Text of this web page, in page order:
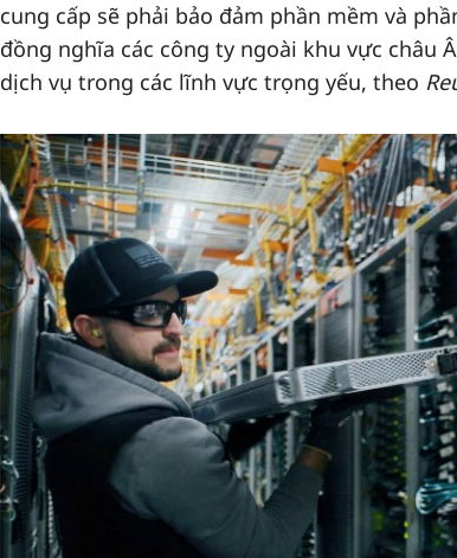
cung cấp sẽ phải bảo đảm phần mềm và
đồng nghĩa các công ty ngoài khu vực châu
dịch vụ trong các lĩnh vực trọng yếu, theo